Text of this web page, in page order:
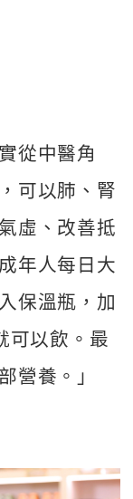
從中醫角
可以肺、腎
虛、改善抵
年人每日大
保溫瓶，加
可以飲。最
營養。」